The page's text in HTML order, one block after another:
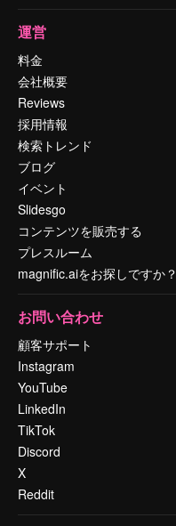
運営
料金
会社概要
Reviews
採用情報
検索トレンド
ブログ
イベント
Slidesgo
コンテンツを販売する
プレスルーム
magnific.aiをお探しですか？
お問い合わせ
顧客サポート
Instagram
YouTube
LinkedIn
TikTok
Discord
X
Reddit